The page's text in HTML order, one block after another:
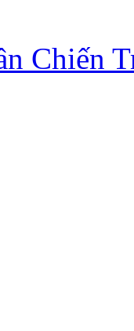
Chiến